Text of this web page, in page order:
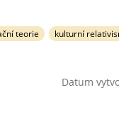
teorie kulturní
Datum